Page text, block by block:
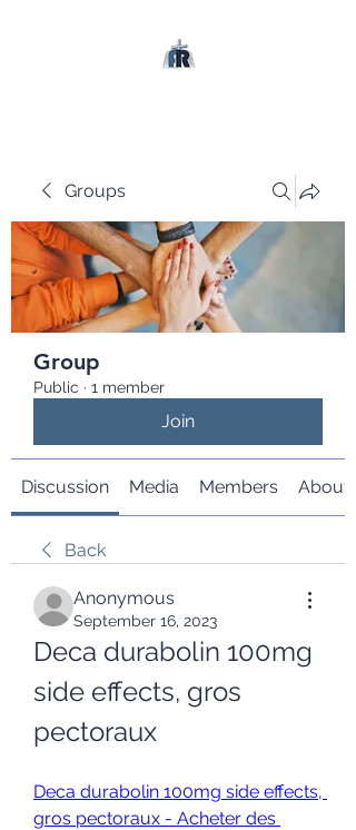
Groups
Group
Public · 1 member
Join
Discussion Media Members About
Back
Anonymous
September 16, 2023
Deca durabolin 100mg
side effects, gros
pectoraux
Deca durabolin 100mg side effects,
gros pectoraux - Acheter des